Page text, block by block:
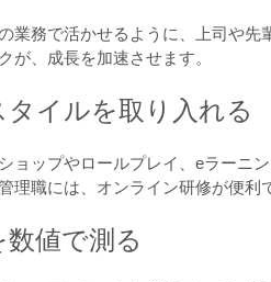
業務で活かせるように、上司や
が、成長を加速させます。
イルを取り入れる
ョップやロールプレイ、eラーニ
理職には、オンライン研修が便利
値で測る